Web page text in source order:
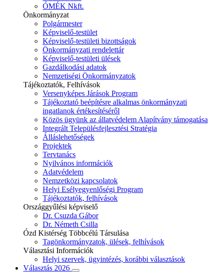
ÓMÉK Nkft.
Önkormányzat
Polgármester
Képviselő-testület
Képviselő-testületi bizottságok
Önkormányzati rendelettár
Képviselő-testületi ülések
Gazdálkodási adatok
Nemzetiségi Önkormányzatok
Tájékoztatók, Felhívások
Versenyképes Járások Program
Tájékoztató beépítésre alkalmas önkormányzati
ingatlanok értékesítéséről
Közös ügyünk az állatvédelem Alapítvány támogatása
Integrált Településfejlesztési Stratégia
Álláslehetőségek
Projektek
Tervtanács
Nyilvános információk
Adatvédelem
Nemzetközi kapcsolatok
Helyi Esélyegyenlőségi Program
Tájékoztatók, felhívások
Országgyűlési képviselő
Dr. Csuzda Gábor
Dr. Németh Csilla
Ózd Kistérség Többcélú Társulása
Tagönkormányzatok, ülések, felhívások
Választási Információk
Helyi szervek, ügyintézés, korábbi választások
Választás 2026